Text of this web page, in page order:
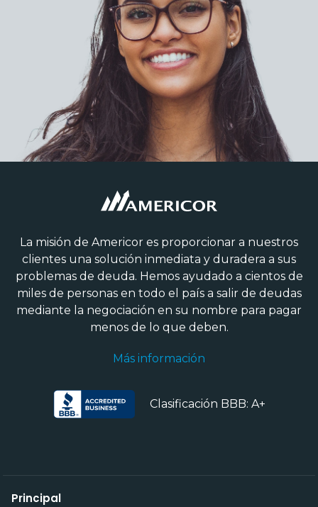
La misión de Americor es proporcionar a nuestros
clientes una solución inmediata y duradera a sus
problemas de deuda. Hemos ayudado a cientos de
miles de personas en todo el país a salir de deudas
mediante la negociación en su nombre para pagar
menos de lo que deben.
Más información
Clasificación BBB: A+
Principal